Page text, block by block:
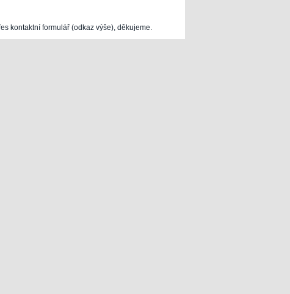
kontaktní formulář (odkaz výše), děkujeme.